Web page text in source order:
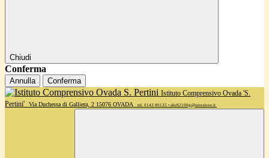
Chiudi
Conferma
Annulla Conferma
Istituto Comprensivo Ovada 'S.
Pertini'
Via Duchessa di Galliera, 2 15076 OVADA tel. 0143 80135 • alic82100g@istruzione.it